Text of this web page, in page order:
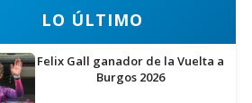
LO ÚLTIMO
Felix Gall ganador de la Vuelta a
Burgos 2026